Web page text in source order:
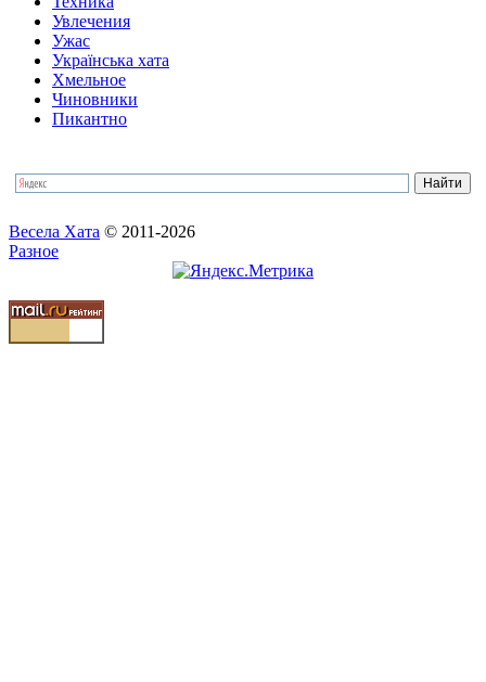
Увлечения
Ужас
Українська хата
Хмельное
Чиновники
Пикантно
Весела Хата © 2011-2026
Разное